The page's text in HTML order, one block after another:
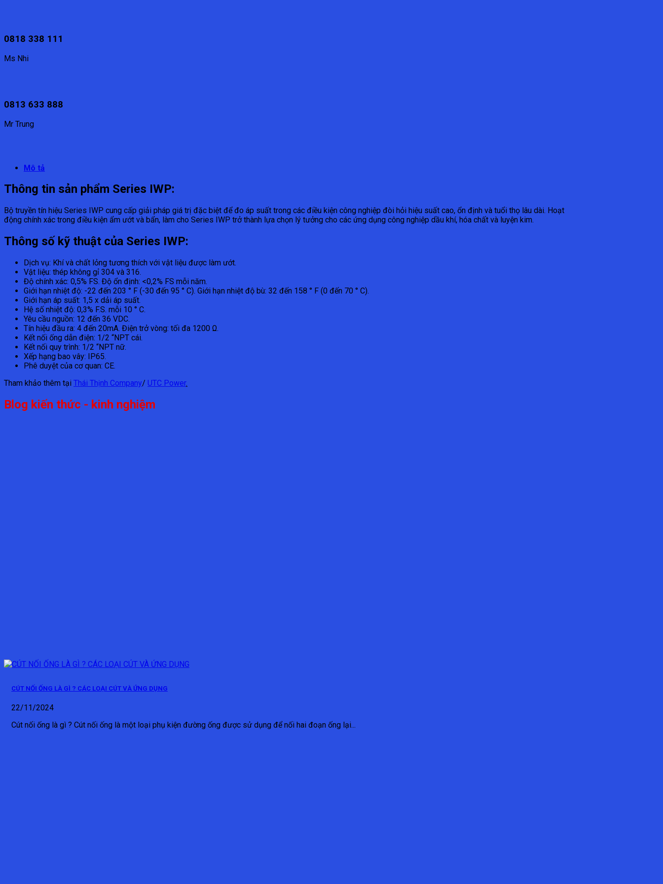
0818 338 111
Ms Nhi
0813 633 888
Mr Trung
Mô tả
Thông tin sản phẩm Series IWP:
Bộ truyền tín hiệu Series IWP cung cấp giải pháp giá trị đặc biệt để đo áp suất trong các điều kiện công nghiệp đòi hỏi hiệu suất cao, ổn định và tuổi thọ lâu dài. Hoạt
động chính xác trong điều kiện ẩm ướt và bẩn, làm cho Series IWP trở thành lựa chọn lý tưởng cho các ứng dụng công nghiệp dầu khí, hóa chất và luyện kim.
Thông số kỹ thuật của Series IWP:
Dịch vụ: Khí và chất lỏng tương thích với vật liệu được làm ướt.
Vật liệu: thép không gỉ 304 và 316.
Độ chính xác: 0,5% FS. Độ ổn định: <0,2% FS mỗi năm.
Giới hạn nhiệt độ: -22 đến 203 ° F (-30 đến 95 ° C). Giới hạn nhiệt độ bù: 32 đến 158 ° F (0 đến 70 ° C).
Giới hạn áp suất: 1,5 x dải áp suất.
Hệ số nhiệt độ: 0,3% F.S. mỗi 10 ° C.
Yêu cầu nguồn: 12 đến 36 VDC.
Tín hiệu đầu ra: 4 đến 20mA. Điện trở vòng: tối đa 1200 Ω.
Kết nối ống dẫn điện: 1/2 “NPT cái.
Kết nối quy trình: 1/2 “NPT nữ.
Xếp hạng bao vây: IP65.
Phê duyệt của cơ quan: CE.
Tham khảo thêm tại Thái Thịnh Company/ UTC Power.
Blog kiến thức - kinh nghiệm
CÚT NỐI ỐNG LÀ GÌ ? CÁC LOẠI CÚT VÀ ỨNG DỤNG
22/11/2024
Cút nối ống là gì ? Cút nối ống là một loại phụ kiện đường ống được sử dụng để nối hai đoạn ống lại...